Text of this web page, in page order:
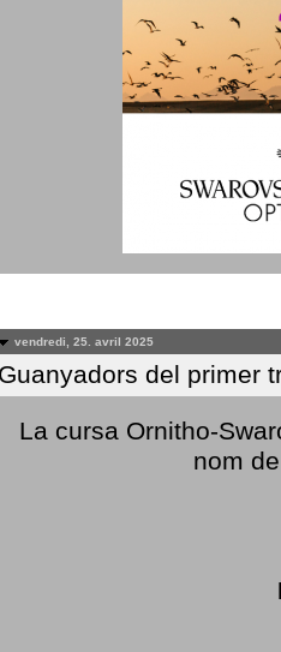
vendredi, 25. avril 2025
Guanyadors del primer
La cursa Ornitho-
nom